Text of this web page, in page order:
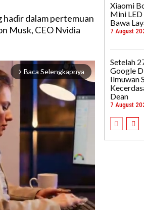
dalam pertemuan
Musk, CEO Nvidia
arrow_forward_ios Baca Selengkapnya
Xiaomi
Mini LED
Bawa
7 August
Setelah
Google
Ilmuwan
Dean
7 August